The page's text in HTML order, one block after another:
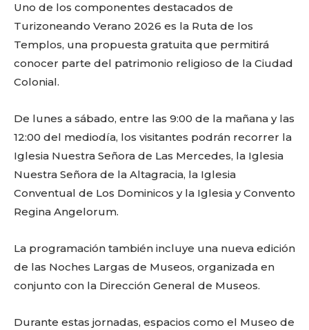
Uno de los componentes destacados de
Turizoneando Verano 2026 es la Ruta de los
Templos, una propuesta gratuita que permitirá
conocer parte del patrimonio religioso de la Ciudad
Colonial.
De lunes a sábado, entre las 9:00 de la mañana y las
12:00 del mediodía, los visitantes podrán recorrer la
Iglesia Nuestra Señora de Las Mercedes, la Iglesia
Nuestra Señora de la Altagracia, la Iglesia
Conventual de Los Dominicos y la Iglesia y Convento
Regina Angelorum.
La programación también incluye una nueva edición
de las Noches Largas de Museos, organizada en
conjunto con la Dirección General de Museos.
Durante estas jornadas, espacios como el Museo de